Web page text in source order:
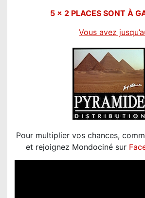
5 x 2 PLACES SONTÀ
Vous avez
Pour multiplier vos chances,
et rejoignez Mondociné sur